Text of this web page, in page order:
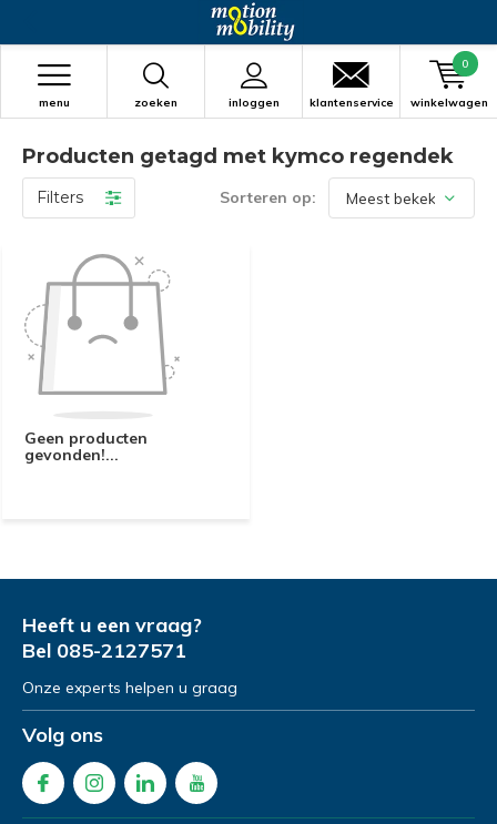
zoeken inloggen
menu klantenservice winkelwagen
0
Producten getagd met kymco regendek
Filters Sorteren op:
Geen producten
gevonden!...
Heeft u een vraag?
Bel 085-2127571
Onze experts helpen u graag
Volg ons